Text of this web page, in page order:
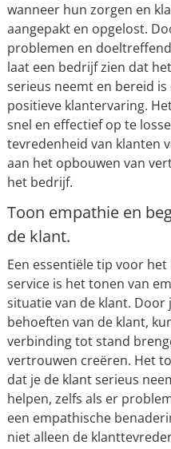
wanneer hun zorgen en
aangepakt en opgelost.
problemen en
laat een bedrijf zien dat
serieus neemt en bereid
positieve klantervaring.
snel en effectief op te
tevredenheid van klanten
aan het opbouwen van
het bedrijf.
Toon empathie en
de klant.
Een essentiële tip voor
service is het tonen van
situatie van de klant. Door
behoeften van de klant,
verbinding tot stand
vertrouwen creëren. Het
dat je de klant serieus
helpen, zelfs als er
een empathische
niet alleen de